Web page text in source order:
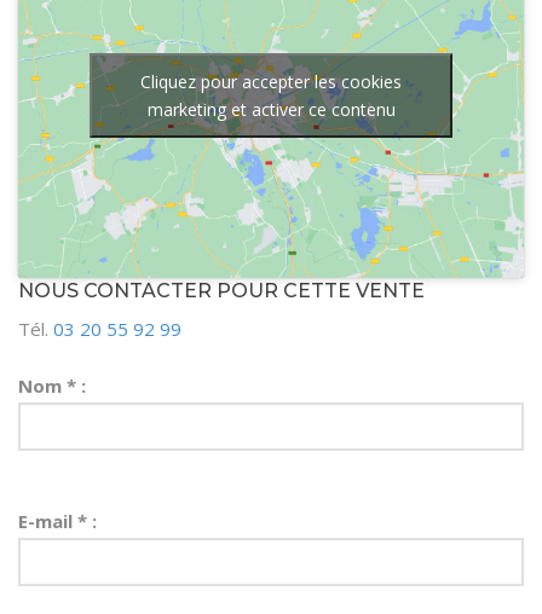
Cliquez pour accepter les cookies
marketing et activer ce contenu
NOUS CONTACTER POUR CETTE VENTE
Tél. 03 20 55 92 99
Nom * :
E-mail * :